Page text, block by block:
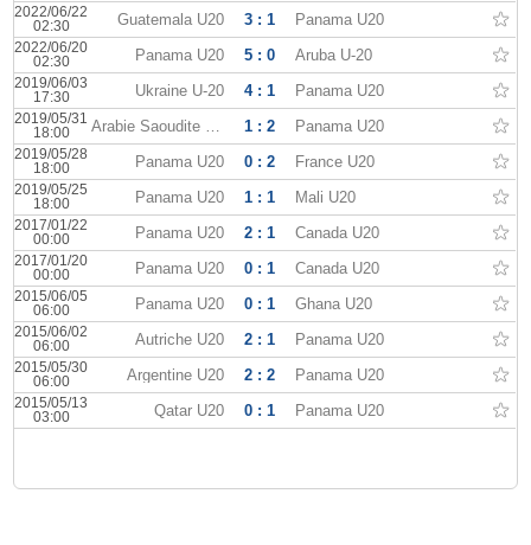
2022/06/22
02:30
Guatemala U20 3 : 1 Panama U20
2022/06/20
02:30
Panama U20 5 : 0 Aruba U-20
2019/06/03
17:30
Ukraine U-20 4 : 1 Panama U20
2019/05/31
18:00
Arabie Saoudite U20 1 : 2 Panama U20
2019/05/28
18:00
Panama U20 0 : 2 France U20
2019/05/25
18:00
Panama U20 1 : 1 Mali U20
2017/01/22
00:00
Panama U20 2 : 1 Canada U20
2017/01/20
00:00
Panama U20 0 : 1 Canada U20
2015/06/05
06:00
Panama U20 0 : 1 Ghana U20
2015/06/02
06:00
Autriche U20 2 : 1 Panama U20
2015/05/30
06:00
Argentine U20 2 : 2 Panama U20
2015/05/13
03:00
Qatar U20 0 : 1 Panama U20